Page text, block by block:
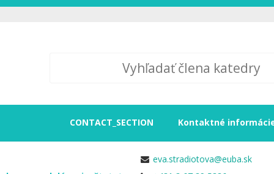
CONTACT_SECTION Kontaktné